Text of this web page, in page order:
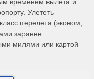
Улететь
перелета (эконом,
заранее.
милями или картой